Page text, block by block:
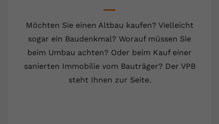
Möchten Sie einen Altbau kaufen? Vielleicht
sogar ein Baudenkmal? Worauf müssen Sie
beim Umbau achten? Oder beim Kauf einer
sanierten Immobilie vom Bauträger? Der VPB
steht Ihnen zur Seite.